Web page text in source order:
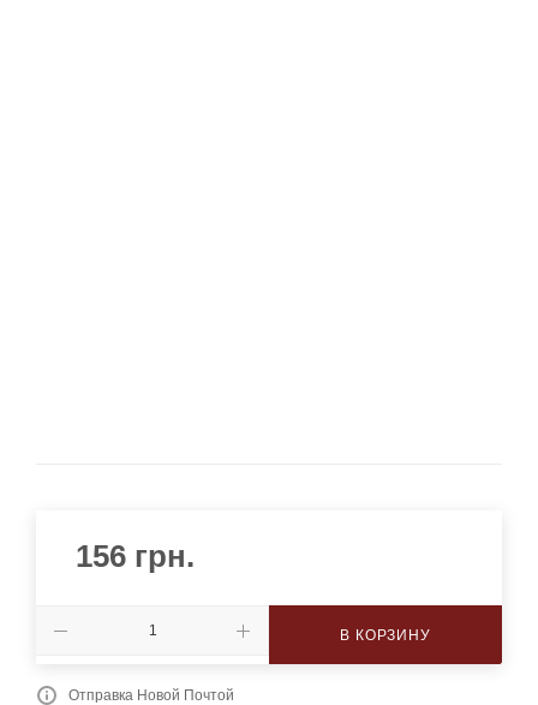
156 грн.
В КОРЗИНУ
Отправка Новой Почтой